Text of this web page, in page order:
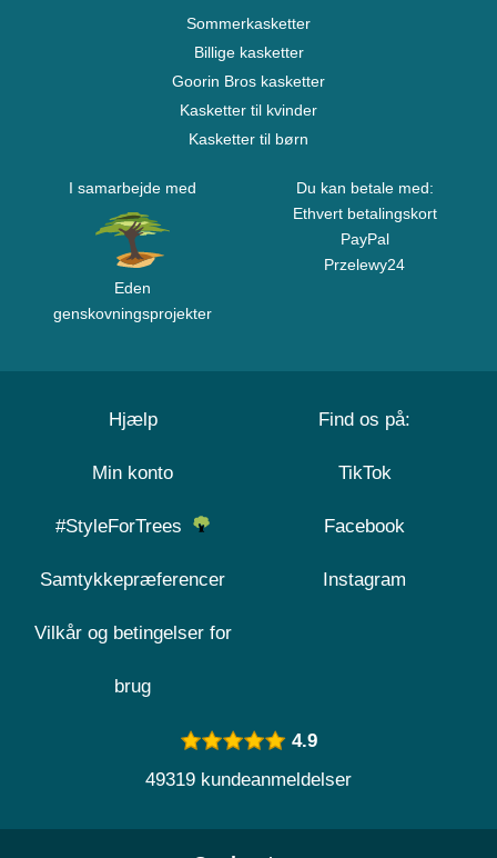
Sommerkasketter
Billige kasketter
Goorin Bros kasketter
Kasketter til kvinder
Kasketter til børn
I samarbejde med
Eden
genskovningsprojekter
Du kan betale med:
Ethvert betalingskort
PayPal
Przelewy24
Hjælp
Min konto
#StyleForTrees
Samtykkepræferencer
Vilkår og betingelser for
brug
Find os på:
TikTok
Facebook
Instagram
4.9
49319 kundeanmeldelser